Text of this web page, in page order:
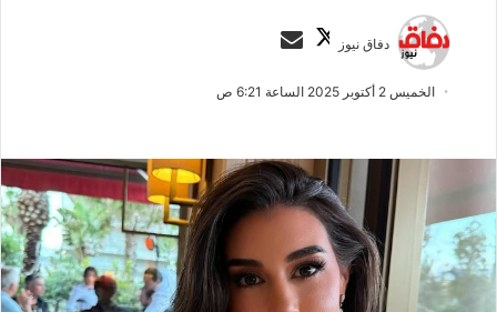
دفاق نيوز
ت
ب
ل
ى
X
س
ر
ي
د
إ
الخميس 2 أكتوبر 2025 الساعة 6:21 ص